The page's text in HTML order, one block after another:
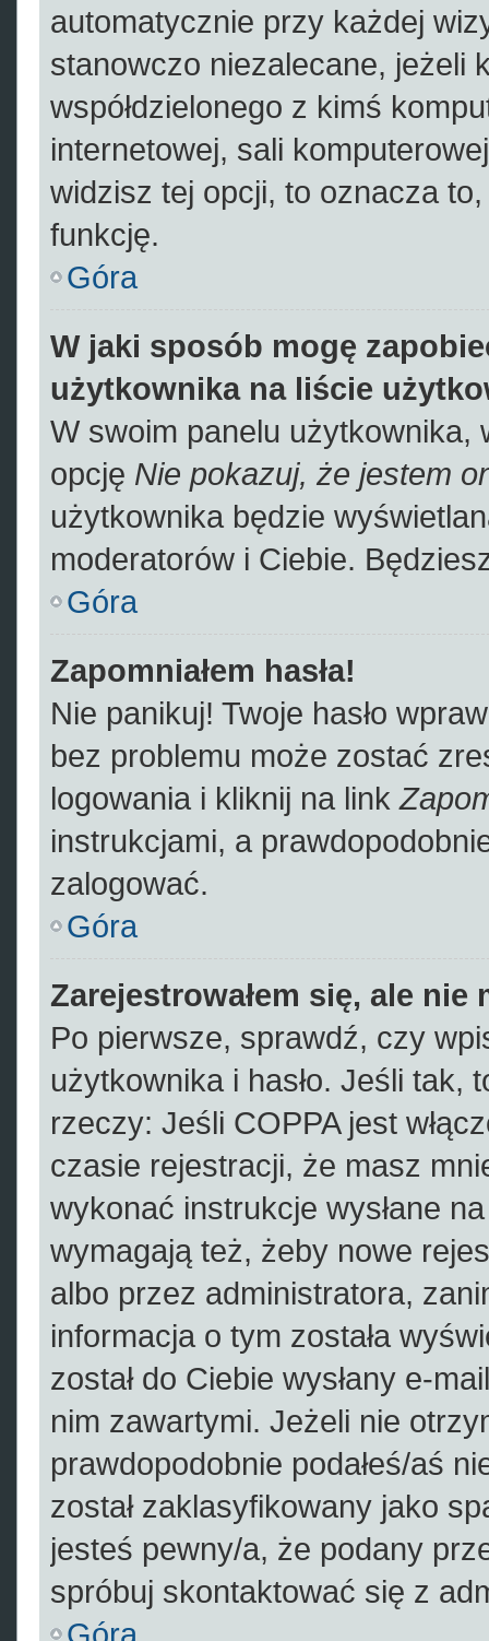
automatycznie przy każdej
stanowczo niezalecane, jeżeli
współdzielonego z kimś
internetowej, sali
widzisz tej opcji, to oznacza
funkcję.
Góra
W jaki sposób mogę
użytkownika na liście
W swoim panelu użytkownika,
opcję Nie pokazuj, że jestem
użytkownika będzie
moderatorów i Ciebie.
Góra
Zapomniałem hasła!
Nie panikuj! Twoje hasło
bez problemu może zostać
logowania i kliknij na link
instrukcjami, a
zalogować.
Góra
Zarejestrowałem się, ale
Po pierwsze, sprawdź, czy
użytkownika i hasło. Jeśli tak,
rzeczy: Jeśli COPPA jest
czasie rejestracji, że masz
wykonać instrukcje wysłane
wymagają też, żeby nowe
albo przez administratora,
informacja o tym została
został do Ciebie wysłany e-
nim zawartymi. Jeżeli nie
prawdopodobnie podałeś/aś
został zaklasyfikowany jako
jesteś pewny/a, że podany
spróbuj skontaktować się z
Góra